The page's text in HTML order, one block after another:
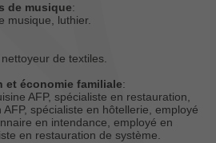
de musique:
musique, luthier.
de textiles.
et économie familiale:
AFP, spécialiste en restauration,
spécialiste en hôtellerie, employé
en intendance, employé en
en restauration de système.